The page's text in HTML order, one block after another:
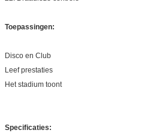
Toepassingen:
Disco en Club
Leef prestaties
Het stadium toont
Specificaties: